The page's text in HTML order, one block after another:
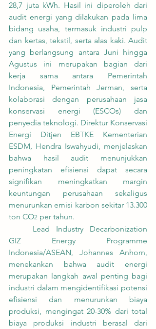
28,7 juta kWh. Hasil ini diperoleh dari
audit energi yang dilakukan pada lima
bidang usaha, termasuk industri pulp
dan kertas, tekstil, serta alas kaki. Audit
yang berlangsung antara Juni hingga
Agustus ini merupakan bagian dari
kerja sama antara Pemerintah
Indonesia, Pemerintah Jerman, serta
kolaborasi dengan perusahaan jasa
konservasi energi (ESCOs) dan
penyedia teknologi. Direktur Konservasi
Energi Ditjen EBTKE Kementerian
ESDM, Hendra Iswahyudi, menjelaskan
bahwa hasil audit menunjukkan
peningkatan efisiensi dapat secara
signifikan meningkatkan margin
keuntungan perusahaan sekaligus
menurunkan emisi karbon sekitar 13.300
ton CO2 per tahun.
GIZ Energy Programme
Indonesia/ASEAN, Johannes Anhorn,
menekankan bahwa audit energi
merupakan langkah awal penting bagi
industri dalam mengidentifikasi potensi
efisiensi dan menurunkan biaya
produksi, mengingat 20-30% dari total
biaya produksi industri berasal dari